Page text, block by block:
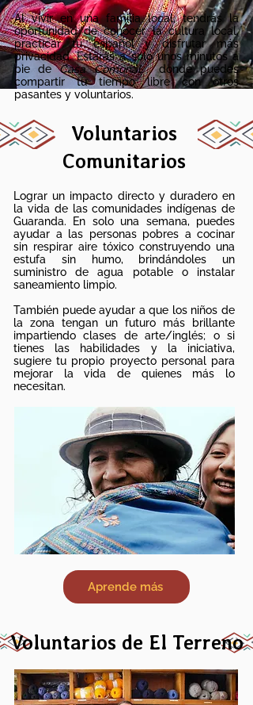
Al vivir en una familia local, tendrás la
oportunidad de conocer la cultura local,
practicar tu español y disfrutar más
privacidad. Estarás a solo unos minutos a
pie deCasa Comunal.
donde puedes
compartir tu tiempo libre con otros
pasantes y voluntarios.
Voluntarios
Comunitarios
Lograr un impacto directo y duradero en
la vida de las comunidades indígenas de
Guaranda. En solo una semana, puedes
ayudar a las personas pobres a cocinar
sin respirar aire tóxico construyendo una
estufa sin humo, brindándoles un
suministro de agua potable o instalar
saneamiento limpio.
También puede ayudar a que los niños de
la zona tengan un futuro más brillante
impartiendo clases de arte/inglés; o si
tienes las habilidades y la iniciativa,
sugiere tu propio proyecto personal para
mejorar la vida de quienes más lo
necesitan.
Aprende más
Voluntarios de El Terreno